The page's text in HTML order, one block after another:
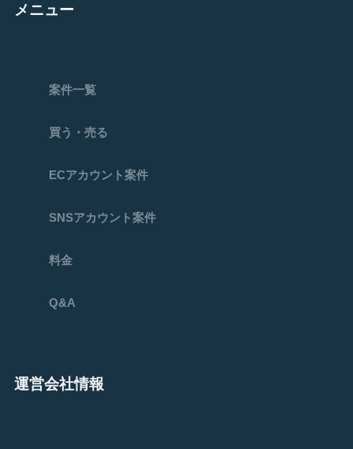
メニュー
案件一覧
買う・売る
ECアカウント案件
SNSアカウント案件
料金
Q&A
運営会社情報